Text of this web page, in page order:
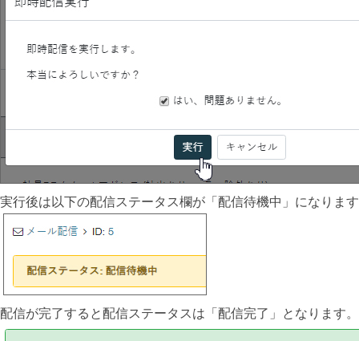
実行後は以下の配信ステータス欄が「配信待機中」になりま
配信が完了すると配信ステータスは「配信完了」となります。